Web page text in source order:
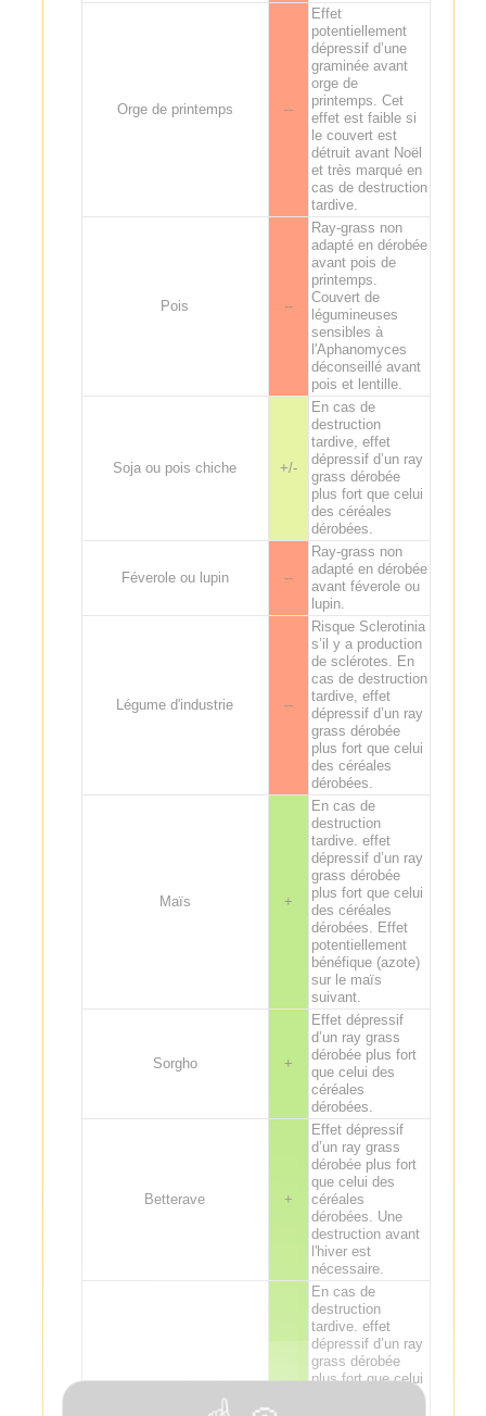
Orge de printemps --
Effet
potentiellement
dépressif d’une
graminée avant
orge de
printemps. Cet
effet est faible si
le couvert est
détruit avant Noël
et très marqué en
cas de destruction
tardive.
Pois --
Ray-grass non
adapté en dérobée
avant pois de
printemps.
Couvert de
légumineuses
sensibles à
l'Aphanomyces
déconseillé avant
pois et lentille.
Soja ou pois chiche +/-
En cas de
destruction
tardive, effet
dépressif d’un ray
grass dérobée
plus fort que celui
des céréales
dérobées.
Féverole ou lupin --
Ray-grass non
adapté en dérobée
avant féverole ou
lupin.
Légume d'industrie --
Risque Sclerotinia
s’il y a production
de sclérotes. En
cas de destruction
tardive, effet
dépressif d’un ray
grass dérobée
plus fort que celui
des céréales
dérobées.
Maïs +
En cas de
destruction
tardive. effet
dépressif d’un ray
grass dérobée
plus fort que celui
des céréales
dérobées. Effet
potentiellement
bénéfique (azote)
sur le maïs
suivant.
Sorgho +
Effet dépressif
d’un ray grass
dérobée plus fort
que celui des
céréales
dérobées.
Betterave +
Effet dépressif
d’un ray grass
dérobée plus fort
que celui des
céréales
dérobées. Une
destruction avant
l'hiver est
nécessaire.
En cas de
destruction
tardive. effet
dépressif d’un ray
grass dérobée
plus fort que celui